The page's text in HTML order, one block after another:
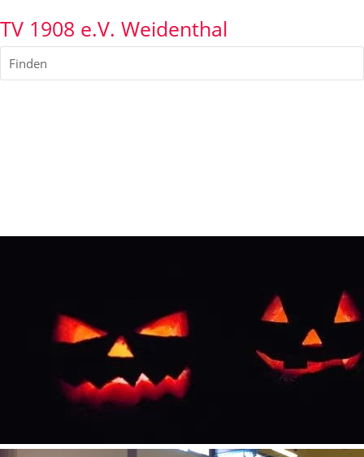
TV 1908 e.V. Weidenthal
Finden